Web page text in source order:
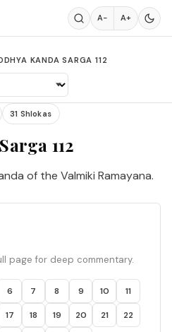
A− A+
KANDA SARGA 112
31 Shlokas
112
of the Valmiki Ramayana.
page for deep commentary.
6 7 8 9 10 11
17 18 19 20 21 22